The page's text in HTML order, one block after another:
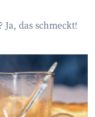
das schmeckt!